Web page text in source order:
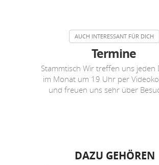
Termine
Stammtisch Wir treffen uns jeden
im Monat um 19 Uhr per
und freuen uns sehr über
DAZU GEHÖREN